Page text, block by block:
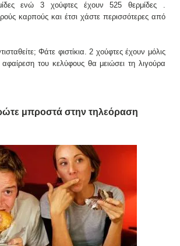
ενώ 3 χούφτες έχουν 525 θερμίδες .
καρπούς και έτσι χάστε περισσότερες από
Φάτε φιστίκια. 2 χούφτες έχουν μόλις
αφαίρεση του κελύφους θα μειώσει τη λιγούρα
μπροστά στην τηλεόραση